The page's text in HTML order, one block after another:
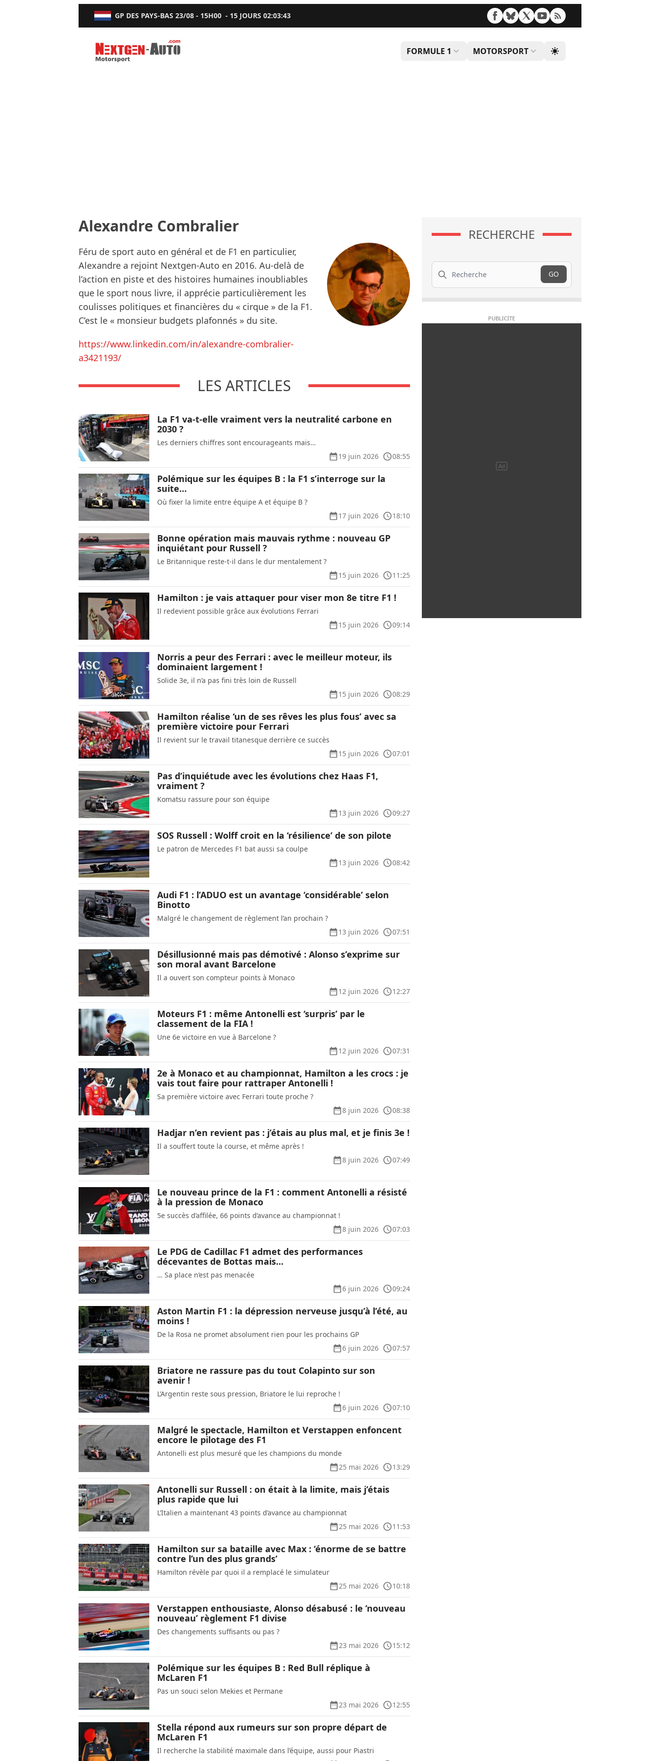
GP DES PAYS-BAS 23/08 - 15H00 - 15 JOURS02:03:42
Nextgen-Auto.com
FORMULE 1 MOTORSPORT
Alexandre Combralier
Féru de sport auto en général et de F1 en particulier,
Alexandre a rejoint Nextgen-Auto en 2016. Au-delà de
l’action en piste et des histoires humaines inoubliables
que le sport nous livre, il apprécie particulièrement les
coulisses politiques et financières du « cirque » de la F1.
C’est le « monsieur budgets plafonnés » du site.
https://www.linkedin.com/in/alexandre-combralier-
a3421193/
LES ARTICLES
La F1 va-t-elle vraiment vers la neutralité carbone en
2030 ?
Les derniers chiffres sont encourageants mais…
19 juin 2026
08:55
Polémique sur les équipes B : la F1 s’interroge sur la
suite…
Où fixer la limite entre équipe A et équipe B ?
17 juin 2026
18:10
Bonne opération mais mauvais rythme : nouveau GP
inquiétant pour Russell ?
Le Britannique reste-t-il dans le dur mentalement ?
15 juin 2026
11:25
Hamilton : je vais attaquer pour viser mon 8e titre F1 !
Il redevient possible grâce aux évolutions Ferrari
15 juin 2026
09:14
Norris a peur des Ferrari : avec le meilleur moteur, ils
dominaient largement !
Solide 3e, il n’a pas fini très loin de Russell
15 juin 2026
08:29
Hamilton réalise ‘un de ses rêves les plus fous’ avec sa
première victoire pour Ferrari
Il revient sur le travail titanesque derrière ce succès
15 juin 2026
07:01
Pas d’inquiétude avec les évolutions chez Haas F1,
vraiment ?
Komatsu rassure pour son équipe
13 juin 2026
09:27
SOS Russell : Wolff croit en la ‘résilience’ de son pilote
Le patron de Mercedes F1 bat aussi sa coulpe
13 juin 2026
08:42
Audi F1 : l’ADUO est un avantage ‘considérable’ selon
Binotto
Malgré le changement de règlement l’an prochain ?
13 juin 2026
07:51
Désillusionné mais pas démotivé : Alonso s’exprime sur
son moral avant Barcelone
Il a ouvert son compteur points à Monaco
12 juin 2026
12:27
Moteurs F1 : même Antonelli est ‘surpris’ par le
classement de la FIA !
Une 6e victoire en vue à Barcelone ?
12 juin 2026
07:31
2e à Monaco et au championnat, Hamilton a les crocs : je
vais tout faire pour rattraper Antonelli !
Sa première victoire avec Ferrari toute proche ?
8 juin 2026
08:38
Hadjar n’en revient pas : j’étais au plus mal, et je finis 3e !
Il a souffert toute la course, et même après !
8 juin 2026
07:49
Le nouveau prince de la F1 : comment Antonelli a résisté
à la pression de Monaco
5e succès d’affilée, 66 points d’avance au championnat !
8 juin 2026
07:03
Le PDG de Cadillac F1 admet des performances
décevantes de Bottas mais…
… Sa place n’est pas menacée
6 juin 2026
09:24
Aston Martin F1 : la dépression nerveuse jusqu’à l’été, au
moins !
De la Rosa ne promet absolument rien pour les prochains GP
6 juin 2026
07:57
Briatore ne rassure pas du tout Colapinto sur son
avenir !
L’Argentin reste sous pression, Briatore le lui reproche !
6 juin 2026
07:10
Malgré le spectacle, Hamilton et Verstappen enfoncent
encore le pilotage des F1
Antonelli est plus mesuré que les champions du monde
25 mai 2026
13:29
Antonelli sur Russell : on était à la limite, mais j’étais
plus rapide que lui
L’Italien a maintenant 43 points d’avance au championnat
25 mai 2026
11:53
Hamilton sur sa bataille avec Max : ‘énorme de se battre
contre l’un des plus grands’
Hamilton révèle par quoi il a remplacé le simulateur
25 mai 2026
10:18
Verstappen enthousiaste, Alonso désabusé : le ’nouveau
nouveau’ règlement F1 divise
Des changements suffisants ou pas ?
23 mai 2026
15:12
Polémique sur les équipes B : Red Bull réplique à
McLaren F1
Pas un souci selon Mekies et Permane
23 mai 2026
12:55
Stella répond aux rumeurs sur son propre départ de
McLaren F1
Il recherche la stabilité maximale dans l’équipe, aussi pour Piastri
RECHERCHE
Recherche
GO